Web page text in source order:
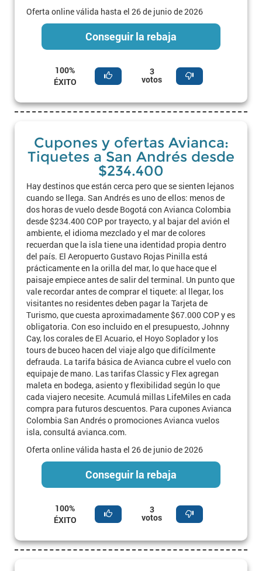
Oferta online válida hasta el 26 de junio de 2026
Conseguir la rebaja
100%
ÉXITO
3
votos
Cupones y ofertas Avianca:
Tiquetes a San Andrés desde
$234.400
Hay destinos que están cerca pero que se sienten lejanos
cuando se llega. San Andrés es uno de ellos: menos de
dos horas de vuelo desde Bogotá con Avianca Colombia
desde $234.400 COP por trayecto, y al bajar del avión el
ambiente, el idioma mezclado y el mar de colores
recuerdan que la isla tiene una identidad propia dentro
del país. El Aeropuerto Gustavo Rojas Pinilla está
prácticamente en la orilla del mar, lo que hace que el
paisaje empiece antes de salir del terminal. Un punto que
vale recordar antes de comprar el tiquete: al llegar, los
visitantes no residentes deben pagar la Tarjeta de
Turismo, que cuesta aproximadamente $67.000 COP y es
obligatoria. Con eso incluido en el presupuesto, Johnny
Cay, los corales de El Acuario, el Hoyo Soplador y los
tours de buceo hacen del viaje algo que difícilmente
defrauda. La tarifa básica de Avianca cubre el vuelo con
equipaje de mano. Las tarifas Classic y Flex agregan
maleta en bodega, asiento y flexibilidad según lo que
cada viajero necesite. Acumulá millas LifeMiles en cada
compra para futuros descuentos. Para cupones Avianca
Colombia San Andrés o promociones Avianca vuelos
isla, consultá avianca.com.
Oferta online válida hasta el 26 de junio de 2026
Conseguir la rebaja
100%
ÉXITO
3
votos